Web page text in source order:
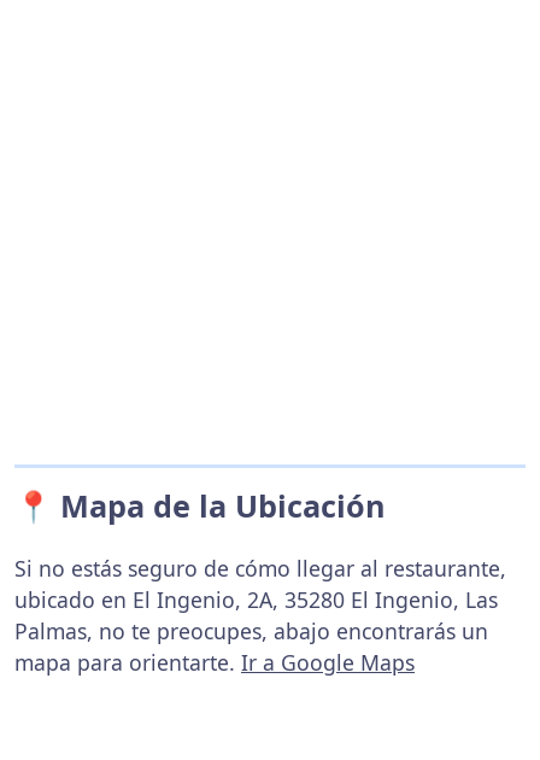
📍 Mapa de la Ubicación
Si no estás seguro de cómo llegar al restaurante,
ubicado en El Ingenio, 2A, 35280 El Ingenio, Las
Palmas, no te preocupes, abajo encontrarás un
mapa para orientarte. Ir a Google Maps